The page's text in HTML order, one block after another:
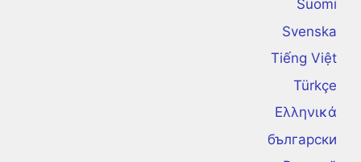
Suomi
Svenska
Tiếng Việt
Türkçe
Ελληνικά
български